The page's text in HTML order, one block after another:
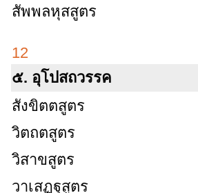
สัพพลหุสสูตร
12
๕. อุโปสถวรรค
สังขิตตสูตร
วิตถตสูตร
วิสาขสูตร
วาเสฏฐสูตร